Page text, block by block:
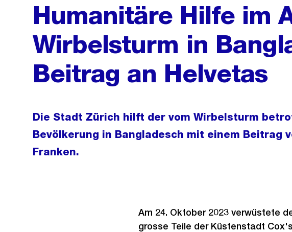
Humanitäre Hilfe im
Wirbelsturm in
Beitrag an Helvetas
Die Stadt Zürich hilft der vom Wirbelsturm
Bevölkerung in Bangladesch mit einem Beitrag
Franken.
Am 24. Oktober 2023 verwüstete
grosse Teile der Küstenstadt